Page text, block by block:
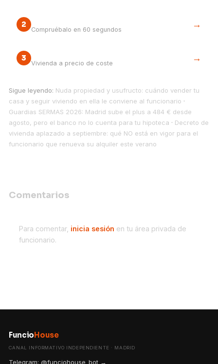
2
Compruébalo en 60 segundos →
3
Vivienda a precio de coste →
Sigue leyendo: Nuda propiedad y usufructo: cuándo vender tu
casa y seguir viviendo en ella le conviene al funcionario ·
Guardias SERMAS 2026: Madrid sube el plus a 484 € desde
agosto, pero el banco no lo cuenta para tu hipoteca · Decreto de
vivienda aplazado a septiembre: qué NO está en vigor para el
funcionario que renueva su alquiler este verano
Comentarios
Para comentar, inicia sesión en tu área privada de
funcionario.
FuncioHouse
CANAL INFORMATIVO INDEPENDIENTE · MADRID
Telegram: @funciohouse_bot →